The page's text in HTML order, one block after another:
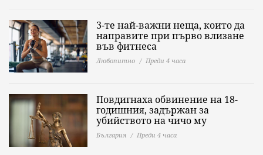
3-те най-важни неща, които да
направите при първо влизане
във фитнеса
Любопитно Преди 4 часа
Повдигнаха обвинение на 18-
годишния, задържан за
убийството на чичо му
България Преди 4 часа